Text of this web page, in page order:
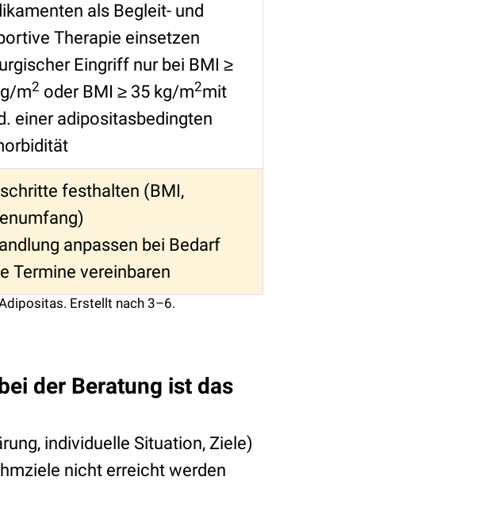
als Begleit- und
Therapie einsetzen
Eingriff nur bei BMI ≥
m2 oder BMI ≥ 35 kg/m2mit
einer adipositasbedingten
festhalten (BMI,
anpassen bei Bedarf
Termine vereinbaren
Erstellt nach 3–6.
der Beratung ist das
individuelle Situation, Ziele)
nicht erreicht werden